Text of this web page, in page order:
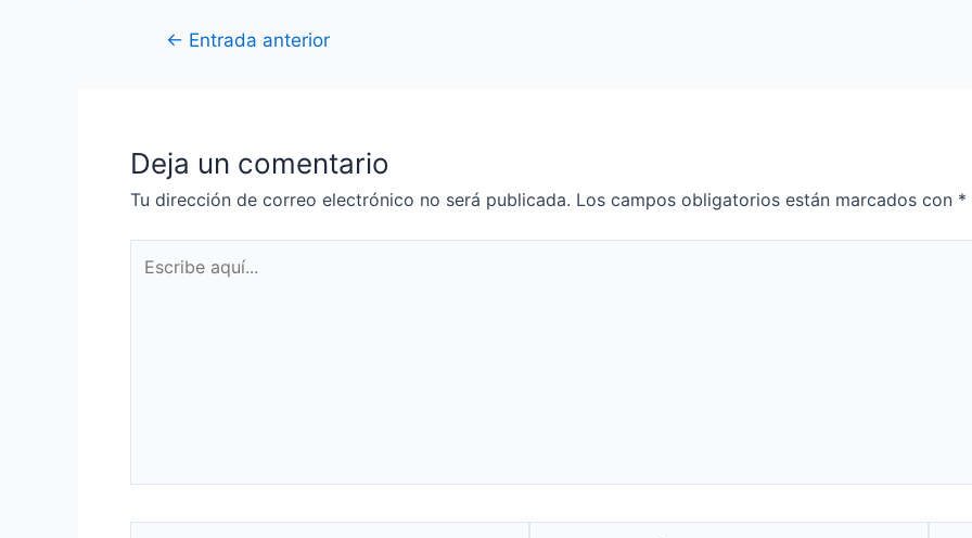
← Entrada anterior
Deja un comentario
Tu dirección de correo electrónico no será publicada. Los campos obligatorios están marcados con *